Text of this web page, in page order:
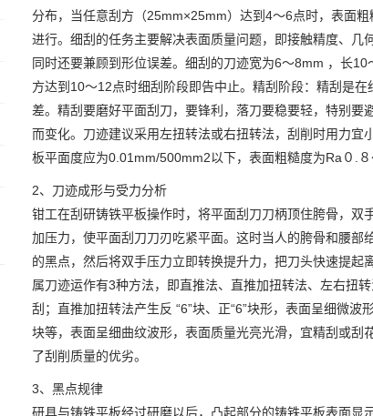
分布，当任意刮方（25mm×25mm）达到4～6点时，表面
进行。细刮的任务主要解决表面质量问题，即接触精度、几
同时还要兼顾到形位误差。细刮的刀迹宽为6～8mm ，长10
方达到10～12点时细刮阶段即告中止。精刮阶段：精刮是
差。精刮要磨好平面刮刀，要锋利，落刀要稳要轻，特别
而变化。刀迹建议采用左扭转法或右扭转法，刮削时用力
板平面度应为0.01mm/500mm2以下，表面粗糙度为Ra０.８
2、刀迹成形与受力分析
钳工在刮研铸铁平板操作时，将平面刮刀刀柄顶住胯骨，双
加压力，使平面刮刀刀刃吃紧平面。这时当人的胯骨和腰
的黑点，然后将双手压力立即转换提升力，把刀头快速提
属刀迹运作有3种方法，即直推法、直推加扭转法、左右扭
刮；直推加扭转法产生反 “6”块、正“6”块形，表面呈细微
块等，表面呈细曲纹波形，表面质量光亮光滑，宜精刮或
了刮削质量的优劣。
3、黑点规律
研具与铸铁平板经过研磨以后，凸起部分的铸铁平板表面